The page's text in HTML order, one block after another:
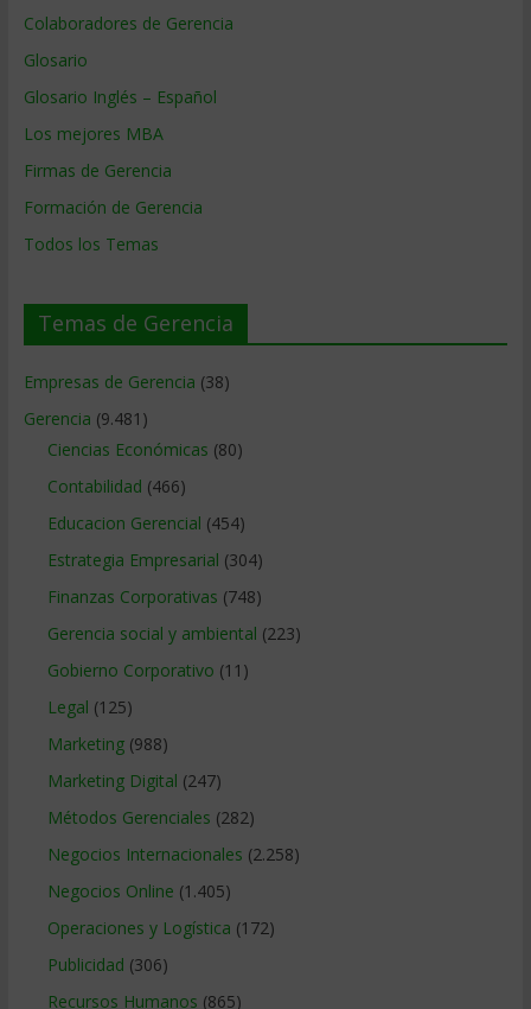
Colaboradores de Gerencia
Glosario
Glosario Inglés – Español
Los mejores MBA
Firmas de Gerencia
Formación de Gerencia
Todos los Temas
Temas de Gerencia
Empresas de Gerencia (38)
Gerencia (9.481)
Ciencias Económicas (80)
Contabilidad (466)
Educacion Gerencial (454)
Estrategia Empresarial (304)
Finanzas Corporativas (748)
Gerencia social y ambiental (223)
Gobierno Corporativo (11)
Legal (125)
Marketing(988)
Marketing Digital (247)
Métodos Gerenciales (282)
Negocios Internacionales (2.258)
Negocios Online (1.405)
Operaciones y Logística (172)
Publicidad (306)
Recursos Humanos (865)